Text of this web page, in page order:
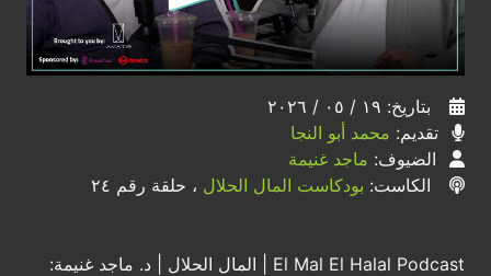
بتاريخ: ١٩ / ٠٥ / ٢٠٢٦
تقديم: محمد أبو النجا
الضيوف: ماجد غنيمة
الكاست: بودكاست المال الحلال ، حلقة رقم ٢٤
El Mal El Halal Podcast | المال الحلال | د. ماجد غنيمة: